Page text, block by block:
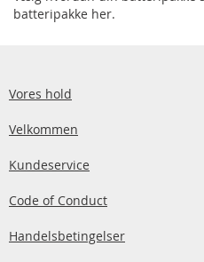
batteripakke her.
Vores hold
Velkommen
Kundeservice
Code of Conduct
Handelsbetingelser